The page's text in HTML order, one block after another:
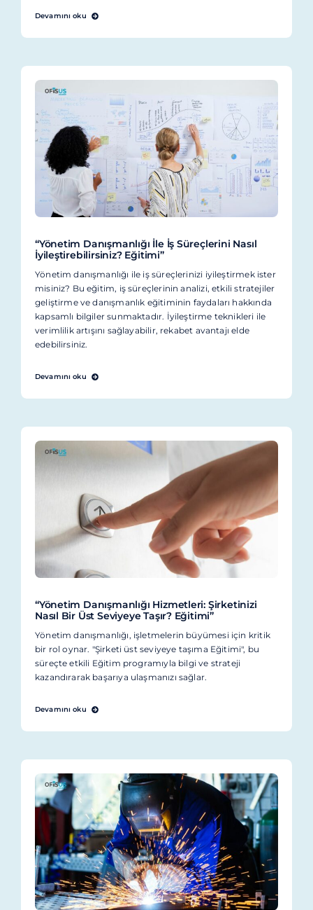
Devamını oku
“Yönetim Danışmanlığı İle İş Süreçlerini Nasıl
İyileştirebilirsiniz? Eğitimi”
Yönetim danışmanlığı ile iş süreçlerinizi iyileştirmek ister
misiniz? Bu eğitim, iş süreçlerinin analizi, etkili stratejiler
geliştirme ve danışmanlık eğitiminin faydaları hakkında
kapsamlı bilgiler sunmaktadır. İyileştirme teknikleri ile
verimlilik artışını sağlayabilir, rekabet avantajı elde
edebilirsiniz.
Devamını oku
“Yönetim Danışmanlığı Hizmetleri: Şirketinizi
Nasıl Bir Üst Seviyeye Taşır? Eğitimi”
Yönetim danışmanlığı, işletmelerin büyümesi için kritik
bir rol oynar. "Şirketi üst seviyeye taşıma Eğitimi", bu
süreçte etkili Eğitim programıyla bilgi ve strateji
kazandırarak başarıya ulaşmanızı sağlar.
Devamını oku